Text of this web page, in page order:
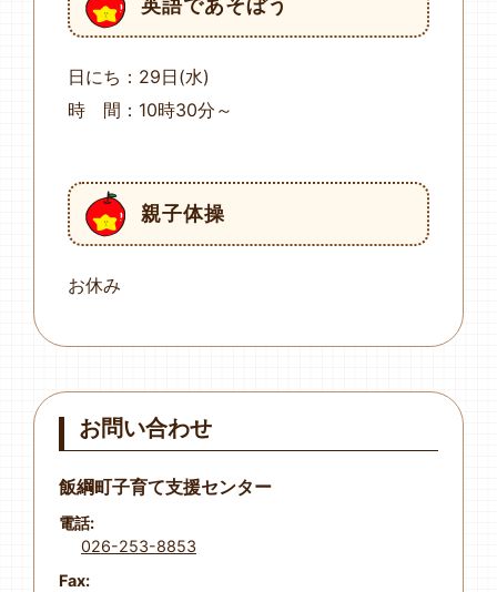
日にち：29日(水)
時 間：10時30分～
親子体操
お休み
お問い合わせ
飯綱町子育て支援センター
電話:
026-253-8853
Fax: